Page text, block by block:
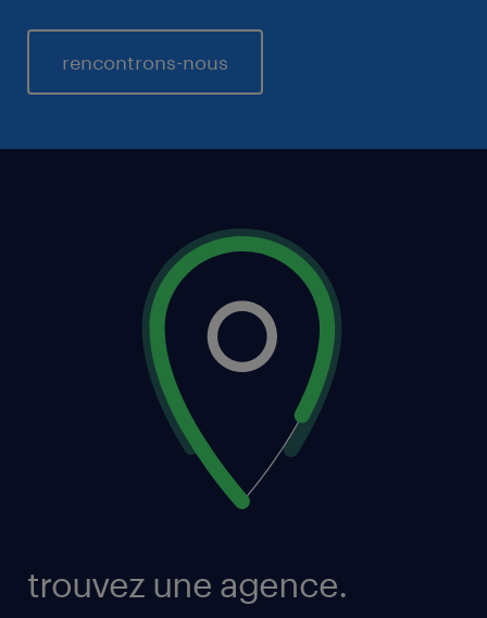
rencontrons-nous
trouvez une agence.